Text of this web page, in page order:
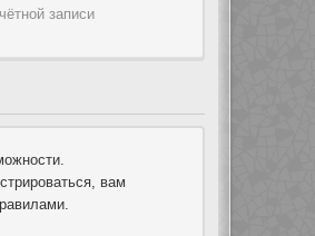
записи
вам